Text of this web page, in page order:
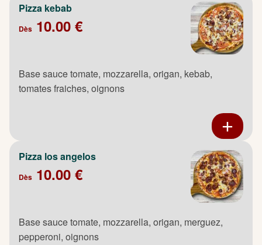
Pizza kebab
Dès 10.00 €
Base sauce tomate, mozzarella, origan, kebab,
tomates fraiches, oignons
Pizza los angelos
Dès 10.00 €
Base sauce tomate, mozzarella, origan, merguez,
pepperoni, oignons